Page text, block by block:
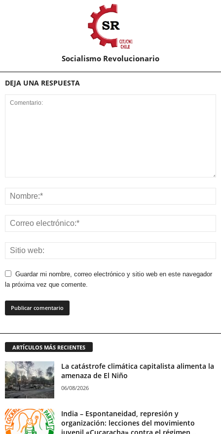
Socialismo Revolucionario
DEJA UNA RESPUESTA
Guardar mi nombre, correo electrónico y sitio web en este navegador
la próxima vez que comente.
ARTÍCULOS MÁS RECIENTES
La catástrofe climática capitalista alimenta la
amenaza de El Niño
06/08/2026
India – Espontaneidad, represión y
organización: lecciones del movimiento
juvenil «Cucaracha» contra el régimen...